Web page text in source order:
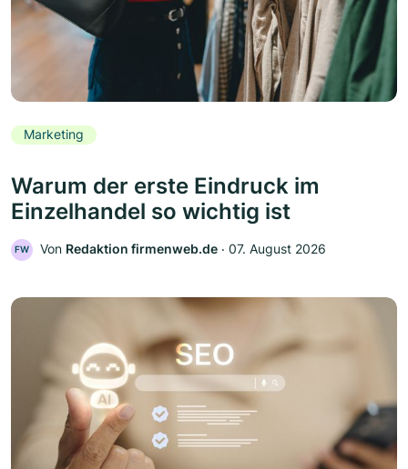
Marketing
Warum der erste Eindruck im
Einzelhandel so wichtig ist
FW Von Redaktion firmenweb.de ‧ 07. August 2026